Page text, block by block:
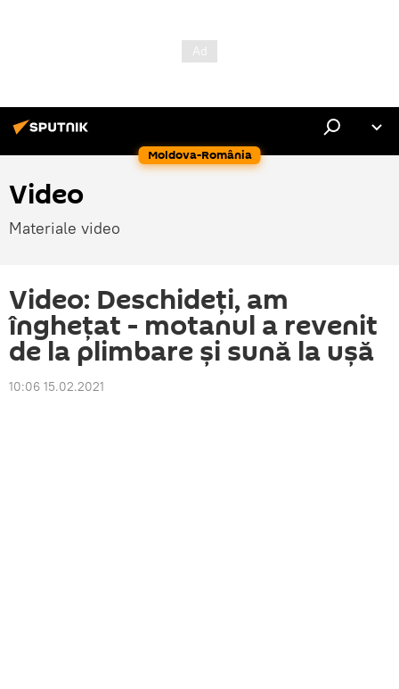
Moldova-România
Video
Materiale video
Video: Deschideți, am
înghețat - motanul a revenit
de la plimbare și sună la ușă
10:06 15.02.2021